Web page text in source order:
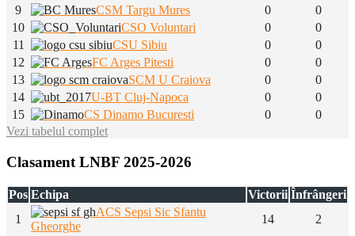
9
CSM Targu Mures 0
0
10
CSO Voluntari 0
0
11
CSU Sibiu 0
0
12
FC Arges Pitesti 0
0
13
SCM U Craiova 0
0
14
U-BT Cluj-Napoca 0
0
15
CS Dinamo Bucuresti 0
0
Vezi tabelul complet
Clasament LNBF 2025-2026
Pos Echipa Victorii Înfrângeri
1
ACS Sepsi Sic Sfantu
Gheorghe
14 2